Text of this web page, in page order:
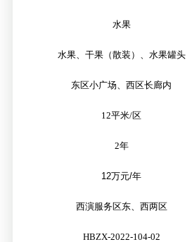
水果
水果、干果（散装）、水果罐头
东区小广场、西区长廊内
12平米/区
2年
12万元/年
西演服务区东、西两区
HBZX-2022-104-02